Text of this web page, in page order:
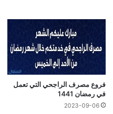
فروع مصرف الراجحي التي تعمل
في رمضان 1441
2023-09-06